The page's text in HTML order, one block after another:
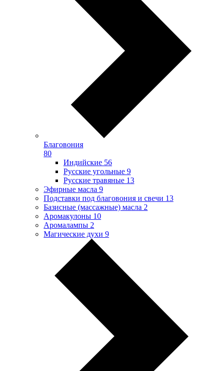
Благовония
80
Индийские 56
Русские угольные 9
Русские травяные 13
Эфирные масла 9
Подставки под благовония и свечи 13
Базисные (массажные) масла 2
Аромакулоны 10
Аромалампы 2
Магические духи 9